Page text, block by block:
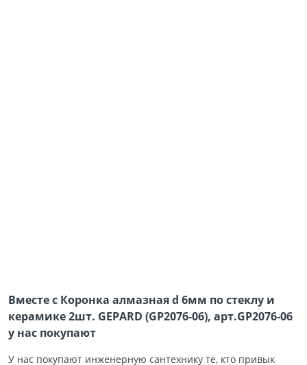
Вместе с Коронка алмазная d 6мм по стеклу и
керамике 2шт. GEPARD (GP2076-06), арт.GP2076-06
у нас покупают
У нас покупают инженерную сантехнику те, кто привык